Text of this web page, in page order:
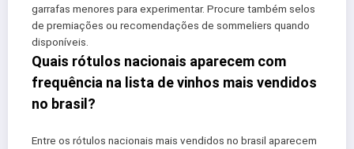
garrafas menores para experimentar. Procure também selos
de premiações ou recomendações de sommeliers quando
disponíveis.
Quais rótulos nacionais aparecem com
frequência na lista de vinhos mais vendidos
no brasil?
Entre os rótulos nacionais mais vendidos no brasil aparecem